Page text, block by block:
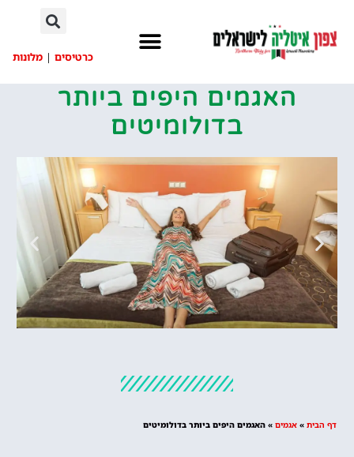
כרטיסים | מלונות
האגמים היפים ביותר
בדולומיטים
מציאת מלון
דף הבית » אגמים » האגמים היפים ביותר בדולומיטים